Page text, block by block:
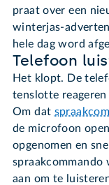
praat over een
winterjas-
hele dag word
Telefoon
Het klopt. De
tenslotte
Om dat
de microfoon
opgenomen en
spraakcommando
aan om te